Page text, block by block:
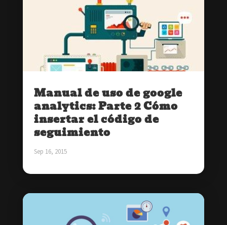
Manual de uso de google
analytics: Parte 2 Cómo
insertar el código de
seguimiento
Sep 16, 2015